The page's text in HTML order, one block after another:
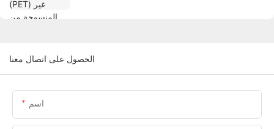
الحصول على اتصال معنا
اسم